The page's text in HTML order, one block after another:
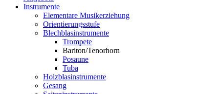
Instrumente
Elementare Musikerziehung
Orientierungsstufe
Blechblasinstrumente
Trompete
Bariton/Tenorhorn
Posaune
Tuba
Holzblasinstrumente
Gesang